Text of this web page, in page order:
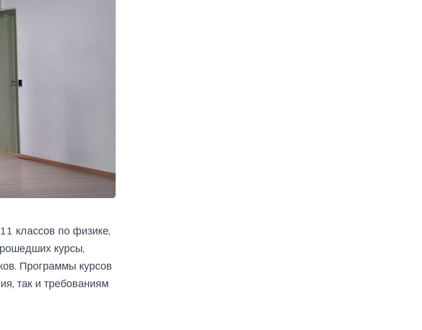
классов по физике,
курсы,
Программы курсов
так и требованиям